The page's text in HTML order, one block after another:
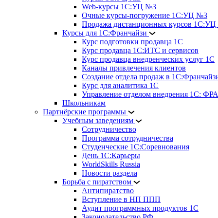
Web-курсы 1С:УЦ №3
Очные курсы-погружение 1С:УЦ №3
Продажа дистанционных курсов
Курсы для 1С:Франчайзи
Курс подготовки продавца 1С
Курс продавца 1С:ИТС и сервисов
Курс продавца внедренческих услуг 1С
Каналы привлечения клиентов
Создание отдела продаж в
Курс для аналитика 1С
Управление отделом внедрения 1С:
Школьникам
Партнёрские программы
Учебным заведениям
Сотрудничество
Программа сотрудничества
Студенческие 1С:Соревнования
День 1С:Карьеры
WorldSkills Russia
Новости раздела
Борьба с пиратством
Антипиратство
Вступление в НП ППП
Аудит программных продуктов 1С